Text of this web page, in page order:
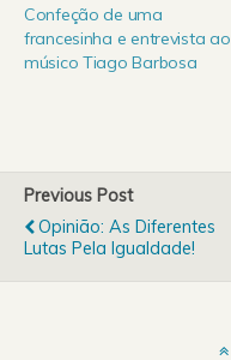
Confeção de uma
francesinha e entrevista ao
músico Tiago Barbosa
Previous Post
Opinião: As Diferentes
Lutas Pela Igualdade!